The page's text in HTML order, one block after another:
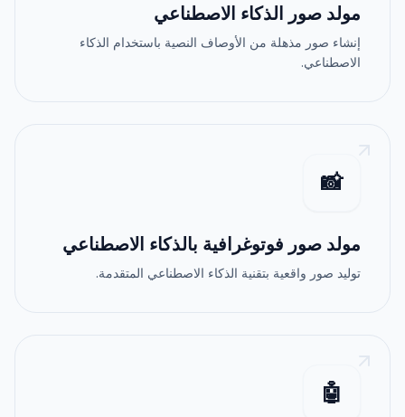
مولد صور الذكاء الاصطناعي
إنشاء صور مذهلة من الأوصاف النصية باستخدام الذكاء
الاصطناعي.
📸
مولد صور فوتوغرافية بالذكاء الاصطناعي
توليد صور واقعية بتقنية الذكاء الاصطناعي المتقدمة.
🤖